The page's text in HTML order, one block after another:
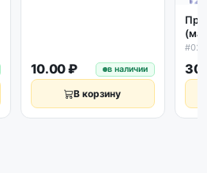
10.00 ₽ в наличии
В корзину